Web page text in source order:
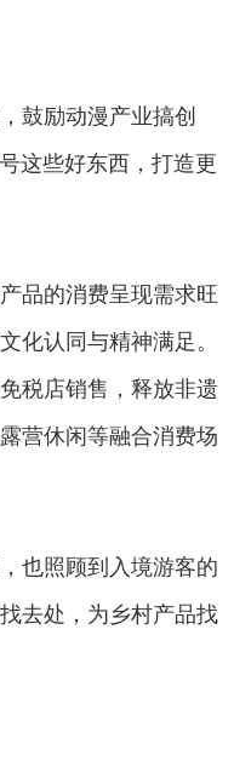
鼓励动漫产业搞创
这些好东西，打造更
品的消费呈现需求旺
化认同与精神满足。
税店销售，释放非遗
营休闲等融合消费场
也照顾到入境游客的
去处，为乡村产品找